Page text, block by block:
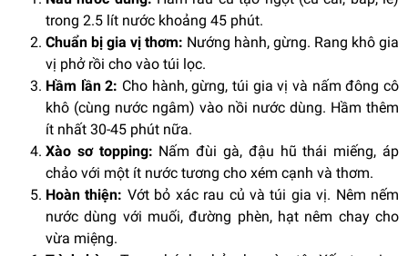
trong 2.5 lít nước khoảng 45 phút.
Chuẩn bị gia vị thơm: Nướng hành, gừng. Rang khô gia
vị phở rồi cho vào túi lọc.
Hầm lần 2: Cho hành, gừng, túi gia vị và nấm đông cô
khô (cùng nước ngâm) vào nồi nước dùng. Hầm thêm
ít nhất 30-45 phút nữa.
Xào sơ topping: Nấm đùi gà, đậu hũ thái miếng, áp
chảo với một ít nước tương cho xém cạnh và thơm.
Hoàn thiện: Vớt bỏ xác rau củ và túi gia vị. Nêm nếm
nước dùng với muối, đường phèn, hạt nêm chay cho
vừa miệng.